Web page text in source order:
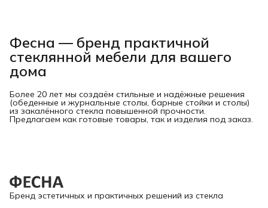
Фесна — бренд практичной
стеклянной мебели для вашего
дома
Более 20 лет мы создаём стильные и надёжные решения
(обеденные и журнальные столы, барные стойки и столы)
из закалённого стекла повышенной прочности.
Предлагаем как готовые товары, так и изделия под заказ.
Бренд эстетичных и практичных решений из стекла